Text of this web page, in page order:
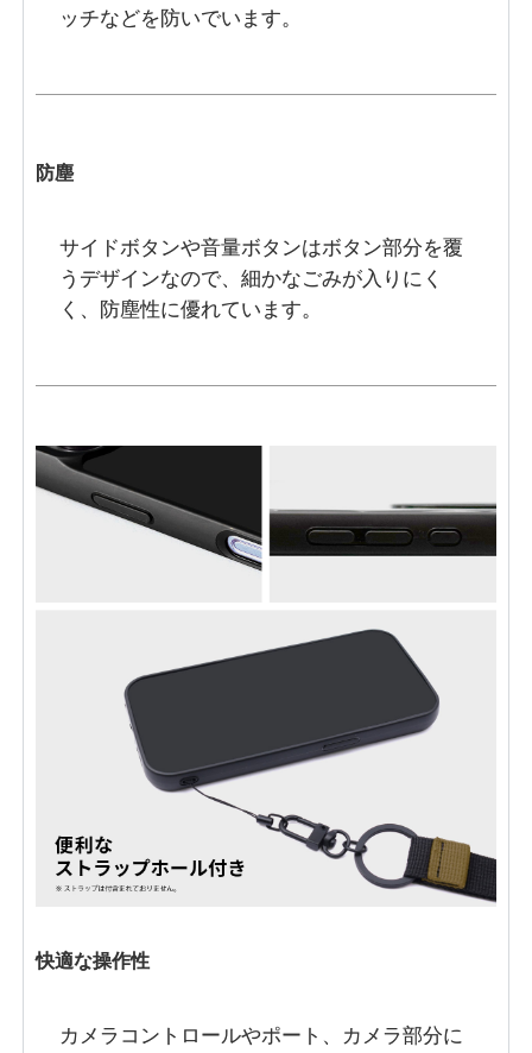
ッチなどを防いでいます。
防塵
サイドボタンや音量ボタンはボタン部分を覆
うデザインなので、細かなごみが入りにく
く、防塵性に優れています。
快適な操作性
カメラコントロールやポート、カメラ部分に